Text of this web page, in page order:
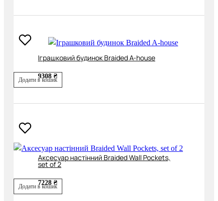
Іграшковий будинок Braided A-house
9308 ₴
Додати в кошик
Аксесуар настінний Braided Wall Pockets,
set of 2
7228 ₴
Додати в кошик